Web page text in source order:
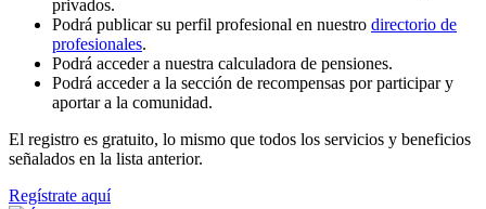
privados.
Podrá publicar su perfil profesional en nuestro directorio de
profesionales.
Podrá acceder a nuestra calculadora de pensiones.
Podrá acceder a la sección de recompensas por participar y
aportar a la comunidad.
El registro es gratuito, lo mismo que todos los servicios y beneficios
señalados en la lista anterior.
Regístrate aquí